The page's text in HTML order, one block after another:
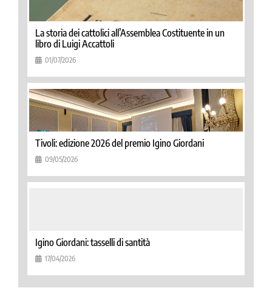
La storia dei cattolici all’Assemblea Costituente in un
libro di Luigi Accattoli
01/07/2026
Tivoli: edizione 2026 del premio Igino Giordani
09/05/2026
Igino Giordani: tasselli di santità
17/04/2026